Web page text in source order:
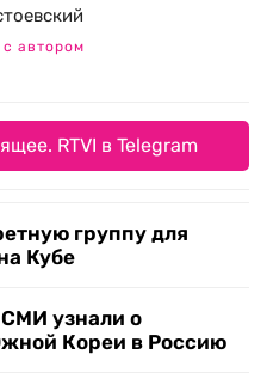
автором
RTVI в Telegram
группу для
Кубе
узнали о
Кореи в Россию